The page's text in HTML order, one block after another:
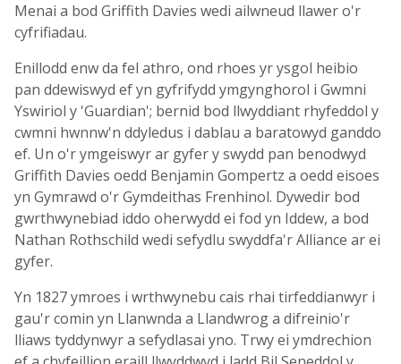
Menai a bod Griffith Davies wedi ailwneud llawer o'r
cyfrifiadau.
Enillodd enw da fel athro, ond rhoes yr ysgol heibio
pan ddewiswyd ef yn gyfrifydd ymgynghorol i Gwmni
Yswiriol y 'Guardian'; bernid bod llwyddiant rhyfeddol y
cwmni hwnnw'n ddyledus i dablau a baratowyd ganddo
ef. Un o'r ymgeiswyr ar gyfer y swydd pan benodwyd
Griffith Davies oedd Benjamin Gompertz a oedd eisoes
yn Gymrawd o'r Gymdeithas Frenhinol. Dywedir bod
gwrthwynebiad iddo oherwydd ei fod yn Iddew, a bod
Nathan Rothschild wedi sefydlu swyddfa'r Alliance ar ei
gyfer.
Yn 1827 ymroes i wrthwynebu cais rhai tirfeddianwyr i
gau'r comin yn Llanwnda a Llandwrog a difreinio'r
lliaws tyddynwyr a sefydlasai yno. Trwy ei ymdrechion